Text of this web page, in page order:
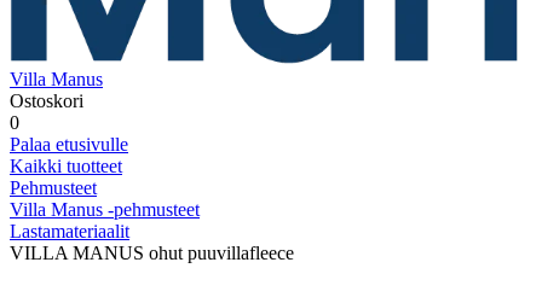
Villa Manus
Ostoskori
0
Palaa etusivulle
Kaikki tuotteet
Pehmusteet
Villa Manus -pehmusteet
Lastamateriaalit
VILLA MANUS ohut puuvillafleece